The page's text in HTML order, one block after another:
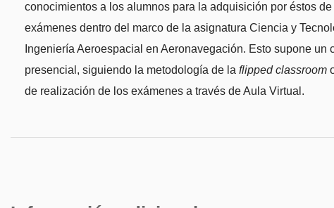
conocimientos a los alumnos para la adquisición por éstos
exámenes dentro del marco de la asignatura Ciencia y
Ingeniería Aeroespacial en Aeronavegación. Esto supone
presencial, siguiendo la metodología de la flipped classroom
de realización de los exámenes a través de Aula Virtual.